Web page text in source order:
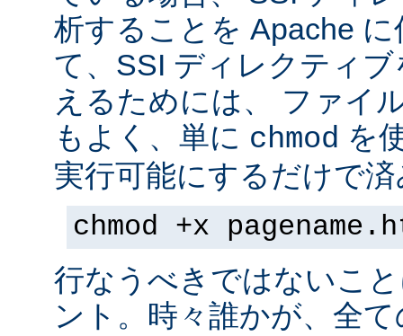
析することを Apache
て、SSI ディレクティ
えるためには、 ファイ
もよく、単に chmod を
実行可能にするだけで
chmod +x
行なうべきではないこ
ント。時々誰かが、全